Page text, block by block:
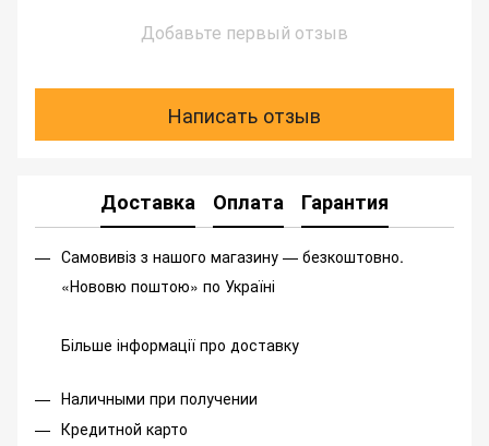
Добавьте первый отзыв
Написать отзыв
Доставка Оплата Гарантия
Самовивіз з нашого магазину — безкоштовно.
«Нововю поштою» по Україні
Більше інформації про доставку
Наличными при получении
Кредитной карто